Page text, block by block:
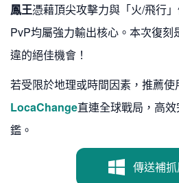
鳳王憑藉頂尖攻擊力與「火/飛行
PvP均屬強力輸出核心。本次復
違的絕佳機會！
若受限於地理或時間因素，推薦使
LocaChange直連全球戰局，高
鑑。
傳送補